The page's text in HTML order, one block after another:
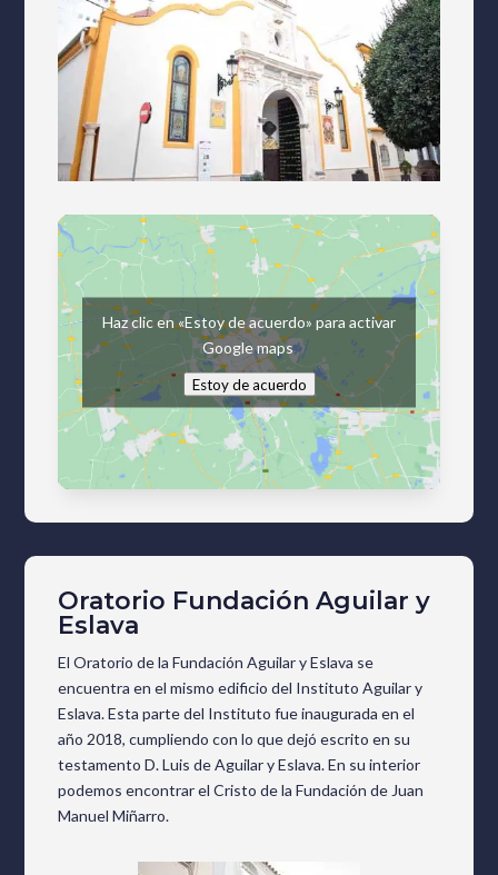
Haz clic en «Estoy de acuerdo» para activar
Google maps
Estoy de acuerdo
Oratorio Fundación Aguilar y
Eslava
El Oratorio de la Fundación Aguilar y Eslava se
encuentra en el mismo edificio del Instituto Aguilar y
Eslava. Esta parte del Instituto fue inaugurada en el
año 2018, cumpliendo con lo que dejó escrito en su
testamento D. Luis de Aguilar y Eslava. En su interior
podemos encontrar el Cristo de la Fundación de Juan
Manuel Miñarro.